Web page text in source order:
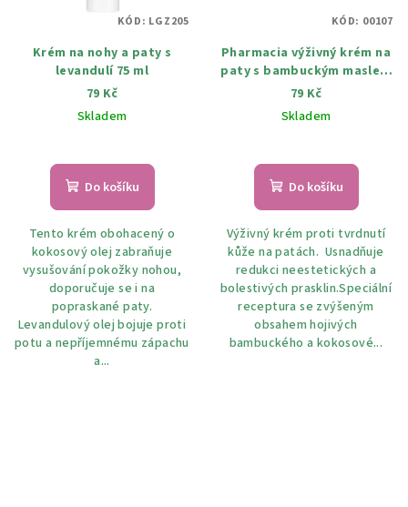
Krém na nohy a paty s
levandulí 75 ml
79 Kč
Skladem
Do košíku
Tento krém obohacený o
kokosový olej zabraňuje
vysušování pokožky nohou,
doporučuje se i na
popraskané paty.
Levandulový olej bojuje proti
potu a nepříjemnému zápachu
a...
KÓD: LGZ205
Pharmacia výživný krém na
paty s bambuckým maslem
a kokosovým olejem 75 ml
79 Kč
Skladem
Do košíku
Výživný krém proti tvrdnutí
kůže na patách. Usnadňuje
redukci neestetických a
bolestivých prasklin.Speciální
receptura se zvýšeným
obsahem hojivých
bambuckého a kokosové...
KÓD: 00107